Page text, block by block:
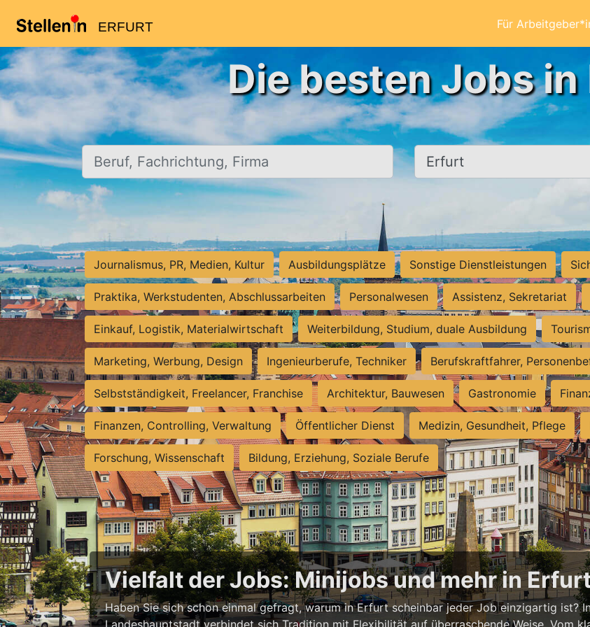
ERFURT Für
Die besten Jobs
Beruf, Fachrichtung, Firma Ort, Stadt
Journalismus, PR, Medien, Kultur Ausbildungsplätze Sonstige Dienstleistungen
Praktika, Werkstudenten, Abschlussarbeiten Personalwesen Assistenz, Sekretariat
Einkauf, Logistik, Materialwirtschaft Weiterbildung, Studium, duale Ausbildung
Marketing, Werbung, Design Ingenieurberufe, Techniker Berufskraftfahrer,
Selbstständigkeit, Freelancer, Franchise Architektur, Bauwesen Gastronomie
Finanzen, Controlling, Verwaltung Öffentlicher Dienst Medizin, Gesundheit, Pflege
Forschung, Wissenschaft Bildung, Erziehung, Soziale Berufe
Vielfalt der Jobs: Minijobs und mehr in
Haben Sie sich schon einmal gefragt, warum in Erfurt scheinbar jeder Job einzigartig ist?